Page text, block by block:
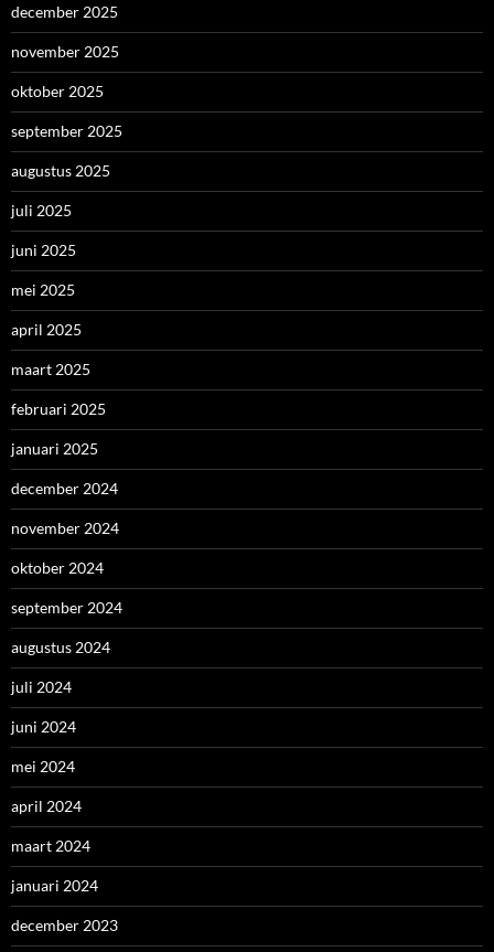
december 2025
november 2025
oktober 2025
september 2025
augustus 2025
juli 2025
juni 2025
mei 2025
april 2025
maart 2025
februari 2025
januari 2025
december 2024
november 2024
oktober 2024
september 2024
augustus 2024
juli 2024
juni 2024
mei 2024
april 2024
maart 2024
januari 2024
december 2023